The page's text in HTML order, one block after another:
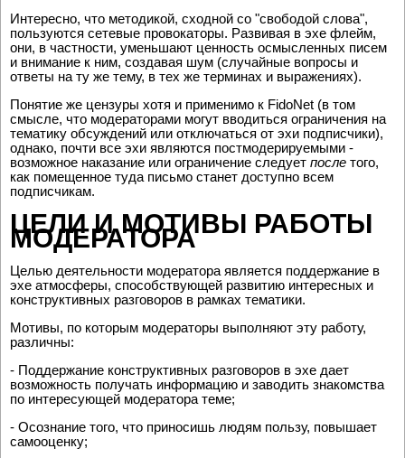
Интересно, что методикой, сходной со "свободой слова",
пользуются сетевые провокаторы. Развивая в эхе флейм,
они, в частности, уменьшают ценность осмысленных писем
и внимание к ним, создавая шум (случайные вопросы и
ответы на ту же тему, в тех же терминах и выражениях).
Понятие же цензуры хотя и применимо к FidoNet (в том
смысле, что модераторами могут вводиться ограничения на
тематику обсуждений или отключаться от эхи подписчики),
однако, почти все эхи являются постмодерируемыми -
возможное наказание или ограничение следует после того,
как помещенное туда письмо станет доступно всем
подписчикам.
ЦЕЛИ И МОТИВЫ РАБОТЫ
МОДЕРАТОРА
Целью деятельности модератора является поддержание в
эхе атмосферы, способствующей развитию интересных и
конструктивных разговоров в рамках тематики.
Мотивы, по которым модераторы выполняют эту работу,
различны:
- Поддержание конструктивных разговоров в эхе дает
возможность получать информацию и заводить знакомства
по интересующей модератора теме;
- Осознание того, что приносишь людям пользу, повышает
самооценку;